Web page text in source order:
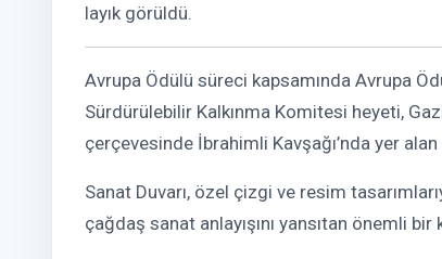
layık görüldü.
Avrupa Ödülü süreci kapsamında Avrupa
Sürdürülebilir Kalkınma Komitesi heyeti,
çerçevesinde İbrahimli Kavşağı’nda yer
Sanat Duvarı, özel çizgi ve resim
çağdaş sanat anlayışını yansıtan önemli